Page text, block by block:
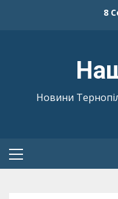
8
Новини
Primary